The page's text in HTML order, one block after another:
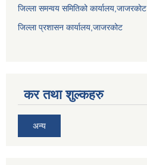
जिल्ला समन्वय समितिको कार्यालय,जाजरकाेट
जिल्ला प्रशासन कार्यालय,जाजरकोट
कर तथा शुल्कहरु
अन्य